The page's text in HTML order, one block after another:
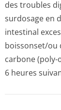
des troubles
surdosage en
intestinal
boissonset/ou
carbone (poly-
6 heures